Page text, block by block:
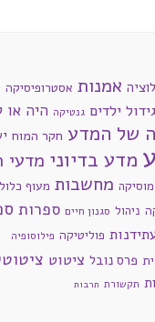
אמנות אסטרופיסיקה
גידול ילדים גנטיקה היה או
של המדע חקר המוח
מדע בדיוני מדעי
מוסיקה מחשבות מעוף
ניהול סגנון חיים ספרות
פוליטיקה פילוסופיה
פרס נובל ציטוט
תקשורת תרבות